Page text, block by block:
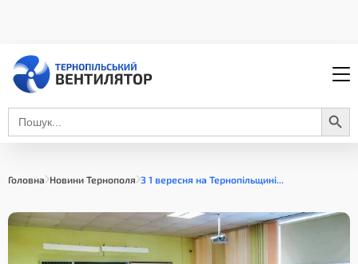
Search
for:
Search Button
Головна Новини Тернополя З 1 вересня на Тернопільщині...